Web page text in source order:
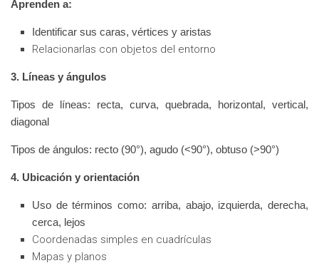
Aprenden a:
Identificar sus caras, vértices y aristas
Relacionarlas con objetos del entorno
3. Líneas y ángulos
Tipos de líneas: recta, curva, quebrada, horizontal, vertical,
diagonal
Tipos de ángulos: recto (90°), agudo (<90°), obtuso (>90°)
4. Ubicación y orientación
Uso de términos como: arriba, abajo, izquierda, derecha,
cerca, lejos
Coordenadas simples en cuadrículas
Mapas y planos